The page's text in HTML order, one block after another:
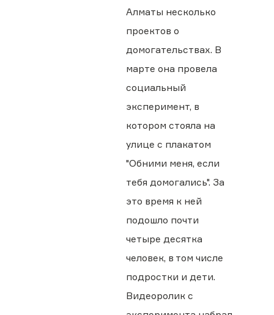
Алматы несколько
проектов о
домогательствах. В
марте она провела
социальный
эксперимент, в
котором стояла на
улице с плакатом
"Обними меня, если
тебя домогались". За
это время к ней
подошло почти
четыре десятка
человек, в том числе
подростки и дети.
Видеоролик с